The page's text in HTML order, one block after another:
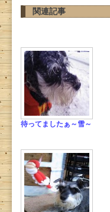
関連記事
待ってましたぁ～雪～